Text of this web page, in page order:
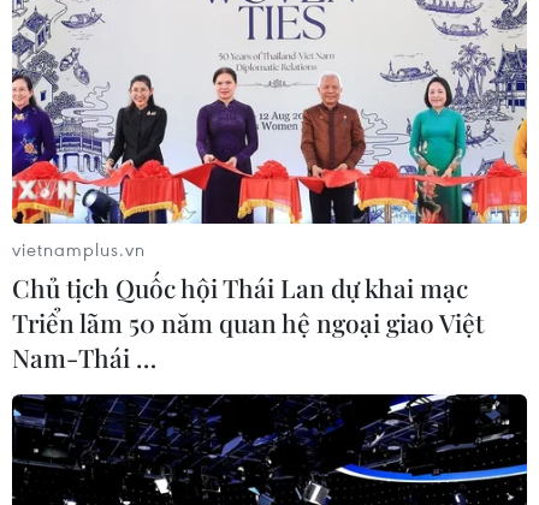
Ukraine tung đòn tập kích
hàng trăm UAV đánh thẳng vào loạt
tỉnh thành Nga
02/08/2026 15:54
CƠ QUAN CHỦ QUẢN: THÔNG TẤN XÃ VIỆT NAM
Tổng Biên tập: TRẦN TIẾN DUẨN
vietnamplus.vn
Chủ tịch Quốc hội Thái Lan dự khai mạc
Triển lãm 50 năm quan hệ ngoại giao Việt
Nam-Thái …